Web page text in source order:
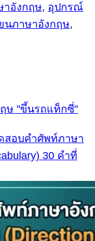
อังกฤษ, อุปกรณ์
นภาษาอังกฤษ,
สอบคำศัพท์ภาษา
30 คำที่